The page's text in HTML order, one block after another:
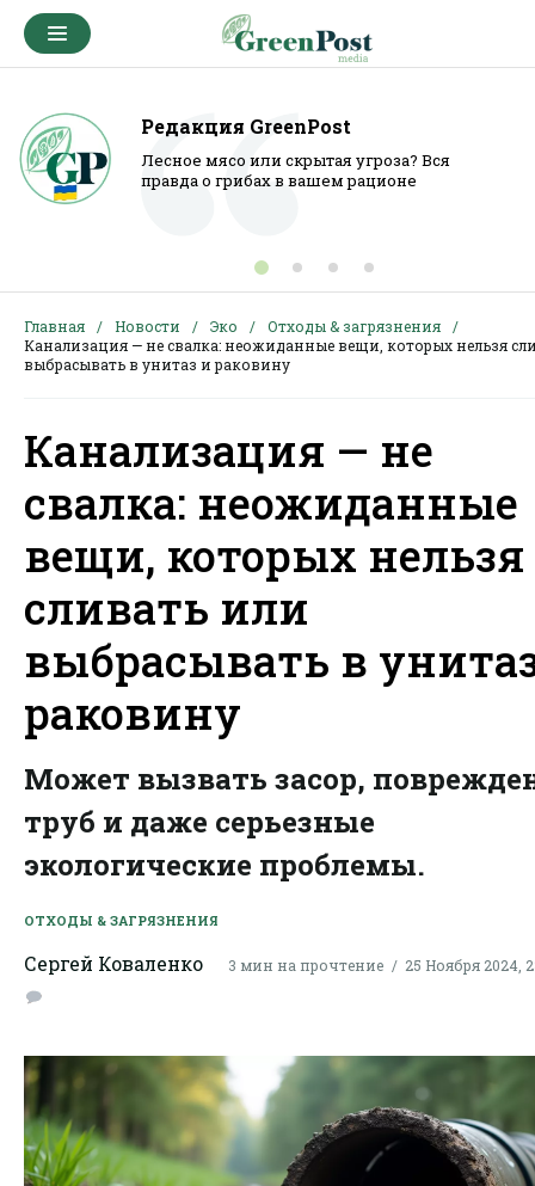
Редакция GreenPost
Лесное мясо или скрытая угроза? Вся
правда о грибах в вашем рационе
Главная Новости Эко
Отходы & загрязнения
Канализация — не свалка: неожиданные вещи, которых нельзя
выбрасывать в унитаз и раковину
Канализация — не
свалка: неожиданные
вещи, которых нельзя
сливать или
выбрасывать в
раковину
Может вызвать засор,
труб и даже серьезные
экологические проблемы.
ОТХОДЫ & ЗАГРЯЗНЕНИЯ
Сергей Коваленко 3 мин на прочтение 25 Ноября 2024,